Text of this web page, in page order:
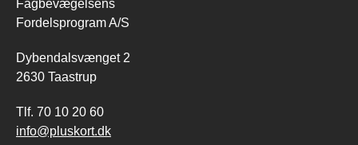
Fagbevægelsens
Fordelsprogram A/S
Dybendalsvænget 2
2630 Taastrup
Tlf. 70 10 20 60
info@pluskort.dk